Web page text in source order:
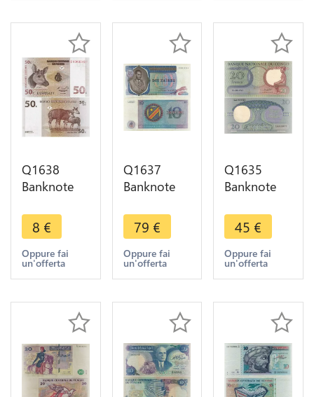
UNC
AU -> Make
Q1638
Banknote
Démocratique
50
Centimes
Okapi Epulu
> Make
8 €
Oppure fai
un'offerta
Q1637
Banknote
Démocratique
10 Zaires
Joseph
Désiré 1971
offer
79 €
Oppure fai
un'offerta
Q1635
Banknote
Republique
20 Francs
1962 AU ->
Make offer
45 €
Oppure fai
un'offerta